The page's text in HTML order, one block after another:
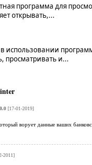
программа для
открывать,...
в использовании
просматривать и...
[17-01-2019]
ворует данные ваших
2011]